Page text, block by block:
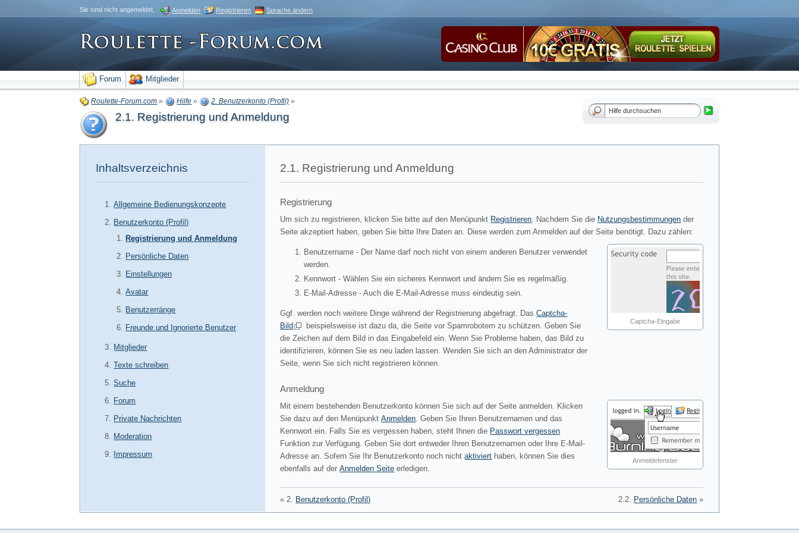
Sie sind nicht angemeldet. Anmelden Registrieren Sprache ändern
Forum Mitglieder
Roulette-Forum.com » Hilfe » 2. Benutzerkonto (Profil) »
2.1. Registrierung und Anmeldung
Inhaltsverzeichnis
Allgemeine Bedienungskonzepte
Benutzerkonto (Profil)
Registrierung und Anmeldung
Persönliche Daten
Einstellungen
Avatar
Benutzerränge
Freunde und Ignorierte Benutzer
Mitglieder
Texte schreiben
Suche
Forum
Private Nachrichten
Moderation
Impressum
2.1. Registrierung und Anmeldung
Registrierung
Um sich zu registrieren, klicken Sie bitte auf den Menüpunkt Registrieren. Nachdem Sie die Nutzungsbestimmungen der
Seite akzeptiert haben, geben Sie bitte Ihre Daten an. Diese werden zum Anmelden auf der Seite benötigt. Dazu zählen:
Captcha-Eingabe
Benutzername - Der Name darf noch nicht von einem anderen Benutzer verwendet
werden.
Kennwort - Wählen Sie ein sicheres Kennwort und ändern Sie es regelmäßig.
E-Mail-Adresse - Auch die E-Mail-Adresse muss eindeutig sein.
Ggf. werden noch weitere Dinge während der Registrierung abgefragt. DasCaptcha-
Bild
beispielsweise ist dazu da, die Seite vor Spamrobotern zu schützen. Geben Sie
die Zeichen auf dem Bild in das Eingabefeld ein. Wenn Sie Probleme haben, das Bild zu
identifizieren, können Sie es neu laden lassen. Wenden Sie sich an den Administrator der
Seite, wenn Sie sich nicht registrieren können.
Anmeldung
Anmeldefenster
Mit einem bestehenden Benutzerkonto können Sie sich auf der Seite anmelden. Klicken
Sie dazu auf den MenüpunktAnmelden . Geben Sie Ihren Benutzernamen und das
Kennwort ein. Falls Sie es vergessen haben, steht Ihnen die Passwort vergessen
Funktion zur Verfügung. Geben Sie dort entweder Ihren Benutzernamen oder Ihre E-Mail-
Adresse an. Sofern Sie Ihr Benutzerkonto noch nichtaktiviert haben, können Sie dies
ebenfalls auf derAnmelden Seite erledigen.
« 2. Benutzerkonto (Profil) 2.2. Persönliche Daten »